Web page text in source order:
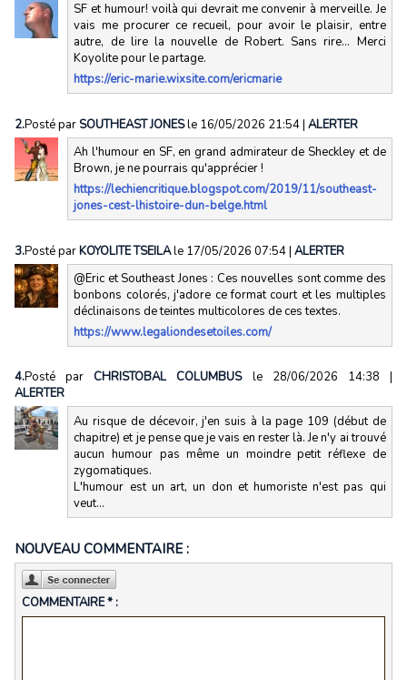
SF et humour! voilà qui devrait me convenir à merveille. Je
vais me procurer ce recueil, pour avoir le plaisir, entre
autre, de lire la nouvelle de Robert. Sans rire... Merci
Koyolite pour le partage.
https://eric-marie.wixsite.com/ericmarie
2.Posté par SOUTHEAST JONESle 16/05/2026 21:54| ALERTER
Ah l'humour en SF, en grand admirateur de Sheckley et de
Brown, je ne pourrais qu'apprécier !
https://lechiencritique.blogspot.com/2019/11/southeast-
jones-cest-lhistoire-dun-belge.html
3.Posté parKOYOLITE TSEILAle 17/05/2026 07:54| ALERTER
@Eric et Southeast Jones : Ces nouvelles sont comme des
bonbons colorés, j'adore ce format court et les multiples
déclinaisons de teintes multicolores de ces textes.
https://www.legaliondesetoiles.com/
4.Posté parCHRISTOBAL COLUMBUS le 28/06/2026 14:38 |
ALERTER
Au risque de décevoir, j'en suis à la page 109 (début de
chapitre) et je pense que je vais en rester là. Je n'y ai trouvé
aucun humour pas même un moindre petit réflexe de
zygomatiques.
L'humour est un art, un don et humoriste n'est pas qui
veut...
NOUVEAU COMMENTAIRE :
COMMENTAIRE * :